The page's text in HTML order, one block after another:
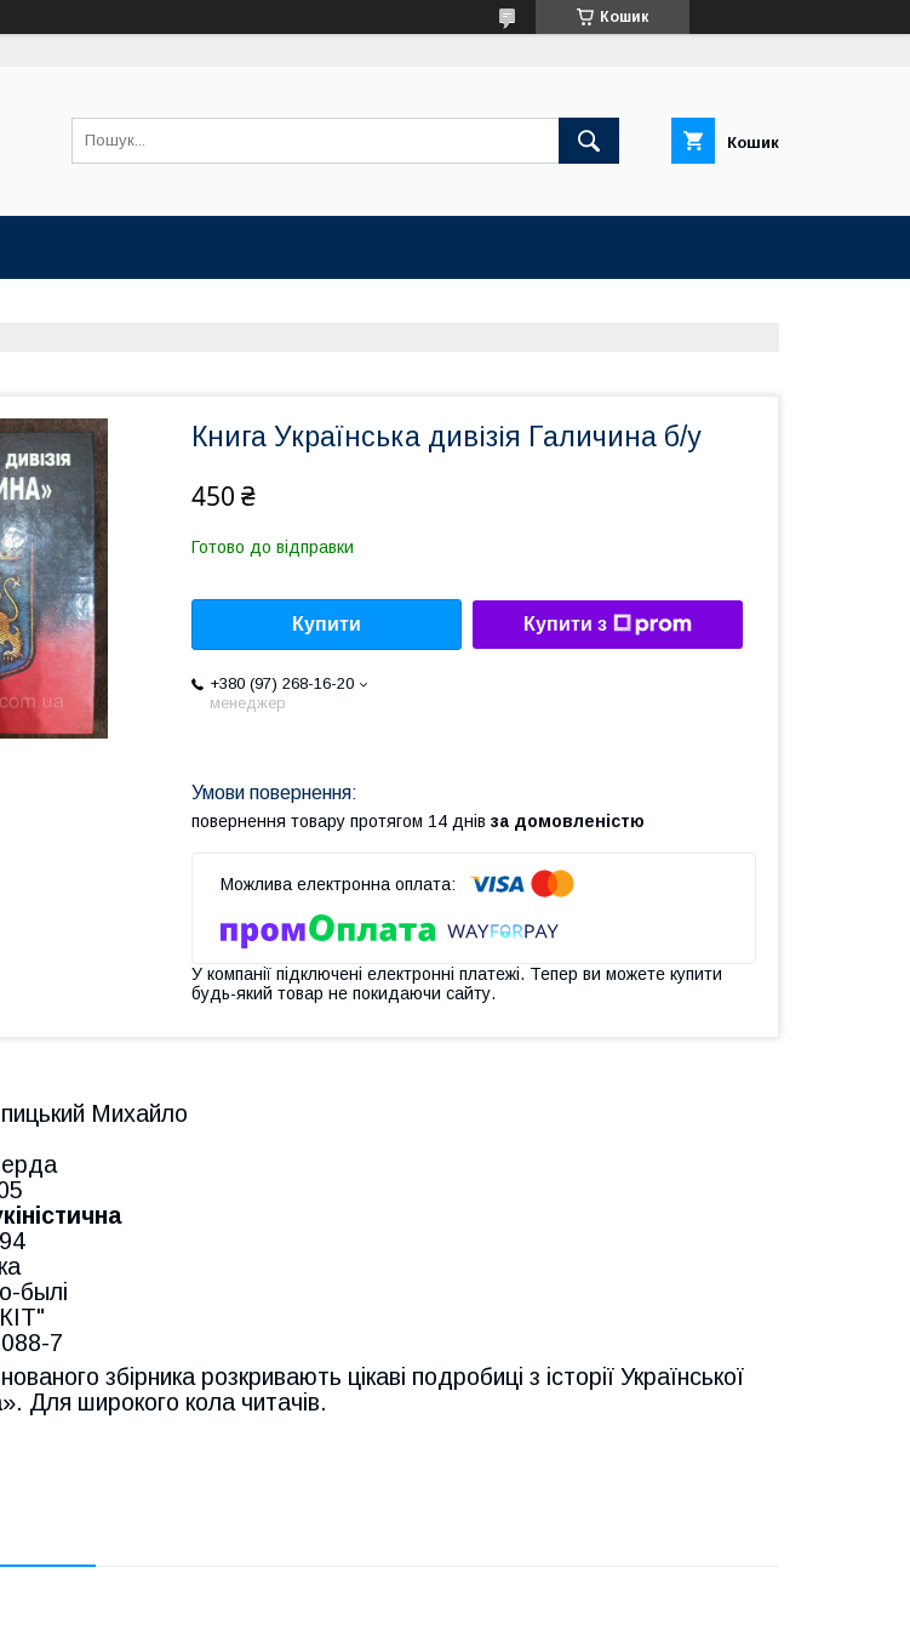
Кошик
Кошик
Книга Українська дивізія Галичина б/у
450 ₴
Готово до відправки
Купити Купити з
+380 (97) 268-16-20
менеджер
повернення товару протягом 14 днів за домовленістю
У компанії підключені електронні платежі. Тепер ви можете купити
будь-який товар не покидаючи сайту.
Михайло
былі
7
збірника розкривають цікаві подробиці з історії Української
Для широкого кола читачів.